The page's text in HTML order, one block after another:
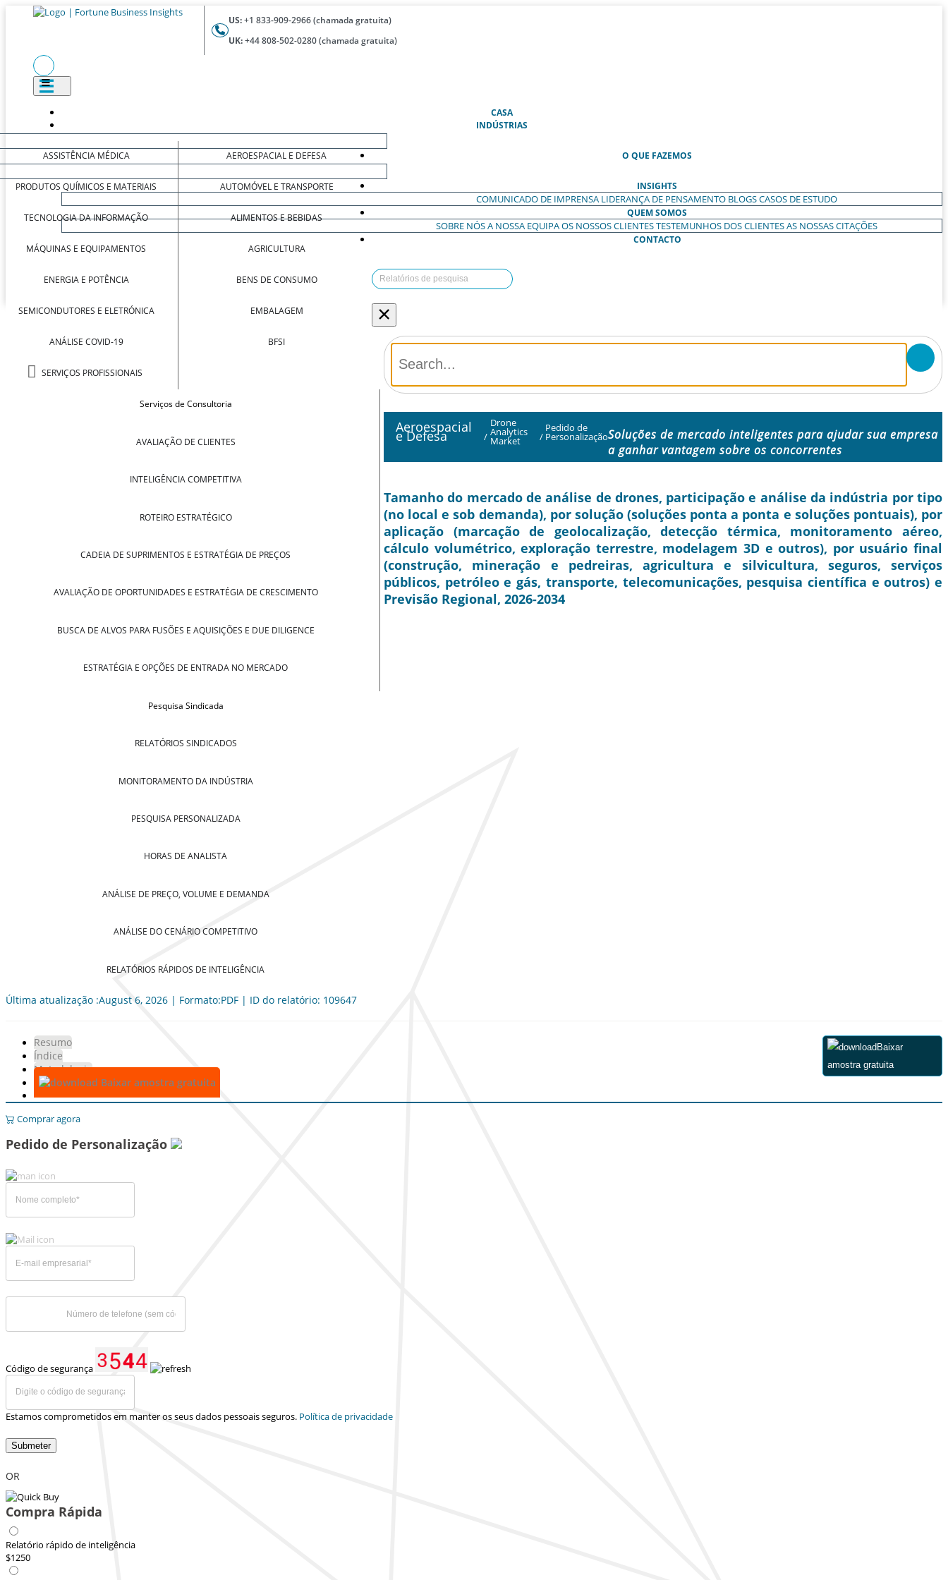
US:+1 833-909-2966 (chamada gratuita)
UK:+44 808-502-0280 (chamada gratuita)
CASA(ATUAL)
INDÚSTRIAS
ASSISTÊNCIA MÉDICA
PRODUTOS QUÍMICOS E MATERIAIS
TECNOLOGIA DA INFORMAÇÃO
MÁQUINAS E EQUIPAMENTOS
ENERGIA E POTÊNCIA
SEMICONDUTORES E ELETRÓNICA
ANÁLISE COVID-19
SERVIÇOS PROFISSIONAIS
AEROESPACIAL E DEFESA
AUTOMÓVEL E TRANSPORTE
ALIMENTOS E BEBIDAS
AGRICULTURA
BENS DE CONSUMO
EMBALAGEM
BFSI
O QUE FAZEMOS
Serviços de Consultoria
AVALIAÇÃO DE CLIENTES
INTELIGÊNCIA COMPETITIVA
ROTEIRO ESTRATÉGICO
CADEIA DE SUPRIMENTOS E ESTRATÉGIA DE PREÇOS
AVALIAÇÃO DE OPORTUNIDADES E ESTRATÉGIA DE CRESCIMENTO
BUSCA DE ALVOS PARA FUSÕES E AQUISIÇÕES E DUE DILIGENCE
ESTRATÉGIA E OPÇÕES DE ENTRADA NO MERCADO
Pesquisa Sindicada
RELATÓRIOS SINDICADOS
MONITORAMENTO DA INDÚSTRIA
PESQUISA PERSONALIZADA
HORAS DE ANALISTA
ANÁLISE DE PREÇO, VOLUME E DEMANDA
ANÁLISE DO CENÁRIO COMPETITIVO
RELATÓRIOS RÁPIDOS DE INTELIGÊNCIA
INSIGHTS
COMUNICADO DE IMPRENSA LIDERANÇA DE PENSAMENTO BLOGSCASOS DE ESTUDO
QUEM SOMOS
SOBRE NÓSA NOSSA EQUIPAOS NOSSOS CLIENTESTESTEMUNHOS DOS CLIENTESAS NOSSAS CITAÇÕES
CONTACTO
×
Aeroespacial
e Defesa /
Drone
Analytics
Market /
Pedido de
PersonalizaçãoSoluções de mercado inteligentes para ajudar sua empresa
a ganhar vantagem sobre os concorrentes
Tamanho do mercado de análise de drones, participação e análise da indústria por tipo
(no local e sob demanda), por solução (soluções ponta a ponta e soluções pontuais), por
aplicação (marcação de geolocalização, detecção térmica, monitoramento aéreo,
cálculo volumétrico, exploração terrestre, modelagem 3D e outros), por usuário final
(construção, mineração e pedreiras, agricultura e silvicultura, seguros, serviços
públicos, petróleo e gás, transporte, telecomunicações, pesquisa científica e outros) e
Previsão Regional, 2026-2034
Última atualização :August 6, 2026 | Formato:PDF | ID do relatório: 109647
Resumo
Índice
Metodologia
Baixar amostra gratuita
Baixar
amostra gratuita
Comprar agora
Pedido de Personalização
Código de segurança
Estamos comprometidos em manter os seus dados pessoais seguros. Política de privacidade
Submeter
OR
Compra Rápida
Relatório rápido de inteligência
$1250